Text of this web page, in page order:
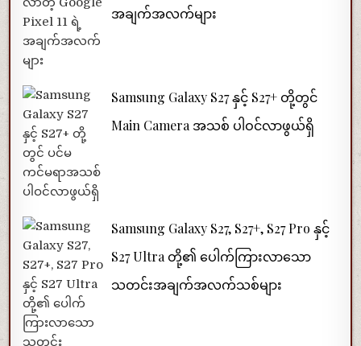
အချက်အလက်များ
Samsung Galaxy S27 နှင့် S27+ တို့တွင်
Main Camera အသစ် ပါဝင်လာဖွယ်ရှိ
Samsung Galaxy S27, S27+, S27 Pro နှင့်
S27 Ultra တို့၏ ပေါက်ကြားလာသော
သတင်းအချက်အလက်သစ်များ